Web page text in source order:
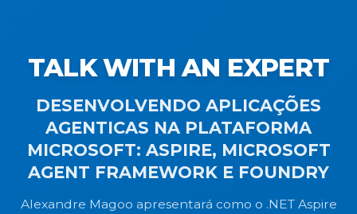
TALK WITH AN EXPERT
DESENVOLVENDO APLICAÇÕES
AGENTICAS NA PLATAFORMA
MICROSOFT: ASPIRE, MICROSOFT
AGENT FRAMEWORK E FOUNDRY
Alexandre Magoo apresentará como o .NET Aspire